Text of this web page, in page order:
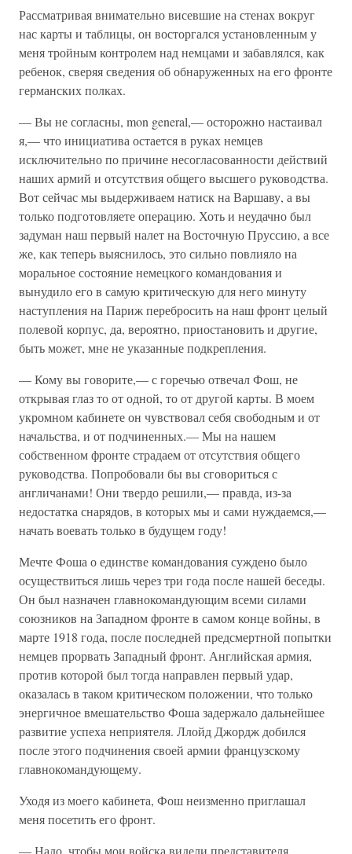
Рассматривая внимательно висевшие на стенах вокруг
нас карты и таблицы, он восторгался установленным у
меня тройным контролем над немцами и забавлялся, как
ребенок, сверяя сведения об обнаруженных на его фронте
германских полках.
— Вы не согласны, mon general,— осторожно настаивал
я,— что инициатива остается в руках немцев
исключительно по причине несогласованности действий
наших армий и отсутствия общего высшего руководства.
Вот сейчас мы выдерживаем натиск на Варшаву, а вы
только подготовляете операцию. Хоть и неудачно был
задуман наш первый налет на Восточную Пруссию, а все
же, как теперь выяснилось, это сильно повлияло на
моральное состояние немецкого командования и
вынудило его в самую критическую для него минуту
наступления на Париж перебросить на наш фронт целый
полевой корпус, да, вероятно, приостановить и другие,
быть может, мне не указанные подкрепления.
— Кому вы говорите,— с горечью отвечал Фош, не
открывая глаз то от одной, то от другой карты. В моем
укромном кабинете он чувствовал себя свободным и от
начальства, и от подчиненных.— Мы на нашем
собственном фронте страдаем от отсутствия общего
руководства. Попробовали бы вы сговориться с
англичанами! Они твердо решили,— правда, из-за
недостатка снарядов, в которых мы и сами нуждаемся,—
начать воевать только в будущем году!
Мечте Фоша о единстве командования суждено было
осуществиться лишь через три года после нашей беседы.
Он был назначен главнокомандующим всеми силами
союзников на Западном фронте в самом конце войны, в
марте 1918 года, после последней предсмертной попытки
немцев прорвать Западный фронт. Английская армия,
против которой был тогда направлен первый удар,
оказалась в таком критическом положении, что только
энергичное вмешательство Фоша задержало дальнейшее
развитие успеха неприятеля. Ллойд Джордж добился
после этого подчинения своей армии французскому
главнокомандующему.
Уходя из моего кабинета, Фош неизменно приглашал
меня посетить его фронт.
— Надо, чтобы мои войска видели представителя